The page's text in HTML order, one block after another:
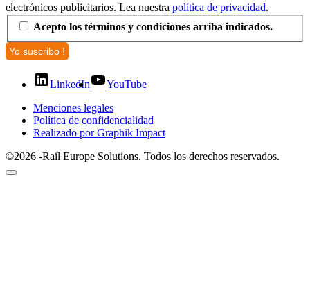
electrónicos publicitarios. Lea nuestra política de privacidad.
Acepto los términos y condiciones arriba indicados.
LinkedIn
YouTube
Menciones legales
Política de confidencialidad
Realizado por Graphik Impact
©2026 -Rail Europe Solutions. Todos los derechos reservados.